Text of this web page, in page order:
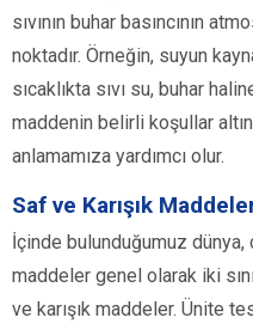
sıvının buhar basıncının
noktadır. Örneğin, suyun
sıcaklıkta sıvı su, buhar
maddenin belirli koşullar
anlamamıza yardımcı olur.
Saf ve Karışık
İçinde bulunduğumuz
maddeler genel olarak iki
ve karışık maddeler. Ünite